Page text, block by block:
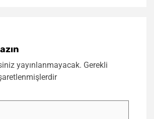
yayınlanmayacak. Gerekli